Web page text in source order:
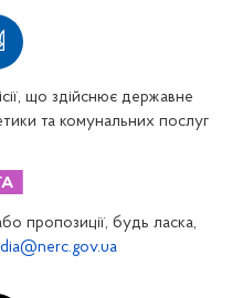
що здійснює державне
та комунальних послуг
пропозиції, будь ласка,